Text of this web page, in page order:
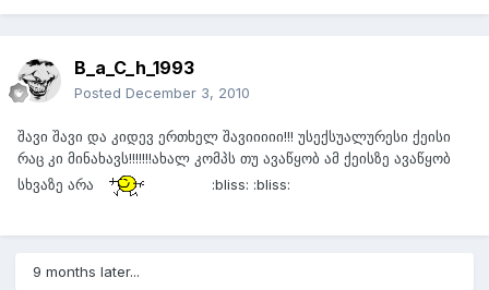
B_a_C_h_1993
Posted December 3, 2010
შავი შავი და კიდევ ერთხელ შავიიიიი!!! უსექსუალურესი ქეისი
რაც კი მინახავს!!!!!!!ახალ კომპს თუ ავაწყობ ამ ქეისზე ავაწყობ
სხვაზე არა
:bliss: :bliss:
9 months later...